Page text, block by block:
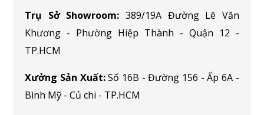
Trụ Sở Showroom: 389/19A Đường Lê Văn
Khương - Phường Hiệp Thành - Quận 12 -
TP.HCM
Xưởng Sản Xuất:Số 16B - Đường 156 - Ấp 6A -
Bình Mỹ - Củ chi - TP.HCM